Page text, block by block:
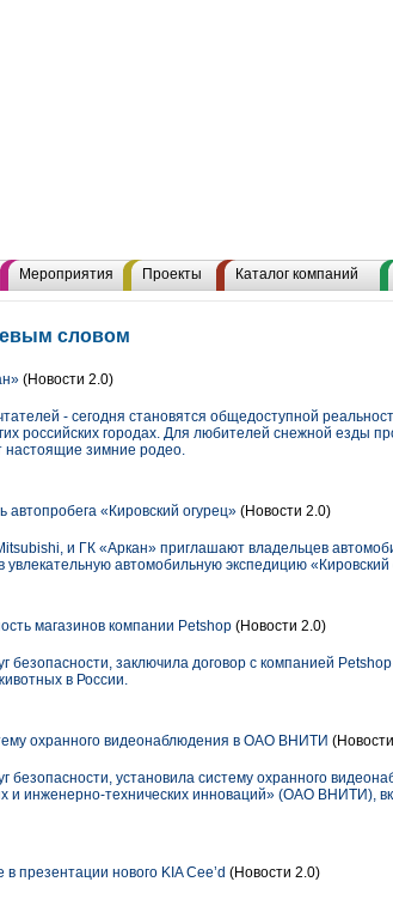
Мероприятия Проекты Каталог компаний
словом
(Новости 2.0)
- сегодня становятся общедоступной
российских городах. Для любителей снежной езды
настоящие зимние родео.
автопробега «Кировский огурец» (Новости 2.0)
и ГК «Аркан» приглашают владельцев
автомобильную экспедицию «Кировский
магазинов компании Petshop (Новости 2.0)
заключила договор с компанией
в России.
охранного видеонаблюдения в ОАО ВНИТИ
безопасности, установила систему охранного
и инженерно-технических инноваций» (ОАО ВНИТИ),
презентации нового KIA Cee’d (Новости 2.0)